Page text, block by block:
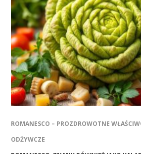
ROMANESCO – PROZDROWOTNE
ODŻYWCZE